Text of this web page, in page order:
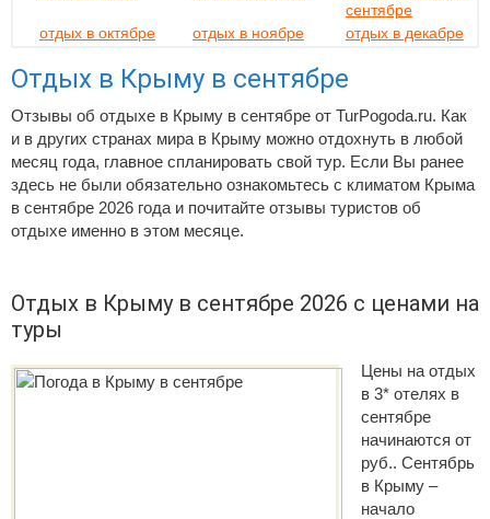
сентябре
отдых в октябре
отдых в ноябре отдых в декабре
Отдых в Крыму в сентябре
Отзывы об отдыхе в Крыму в сентябре от TurPogoda.ru. Как
и в других странах мира в Крыму можно отдохнуть в любой
месяц года, главное спланировать свой тур. Если Вы ранее
здесь не были обязательно ознакомьтесь с климатом Крыма
в сентябре 2026 года и почитайте отзывы туристов об
отдыхе именно в этом месяце.
Отдых в Крыму в сентябре 2026 с ценами на
туры
Цены на отдых
в 3* отелях в
сентябре
начинаются от
руб.. Сентябрь
в Крыму –
начало